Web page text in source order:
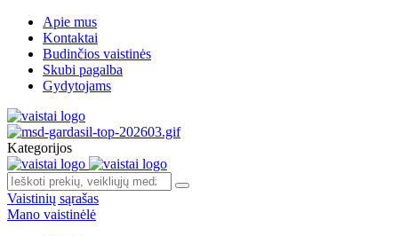
Apie mus
Kontaktai
Budinčios vaistinės
Skubi pagalba
Gydytojams
Kategorijos
Vaistinių sąrašas
Mano vaistinėlė